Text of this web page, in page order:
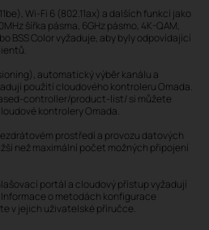
Wi-Fi 6 (802.11ax) a dalších funkcí jako
šířka pásma, 6GHz pásmo, 4K-QAM,
BSS Color vyžaduje, aby byly odpovídající
automatický výběr kanálu a
použití cloudového kontroleru Omada.
controller/product-list/ si můžete
kontrolery Omada.
prostředí a provozu datových
než maximální počet možných připojení
portál a cloudový přístup vyžadují
o metodách konfigurace
v jejich uživatelské příručce.